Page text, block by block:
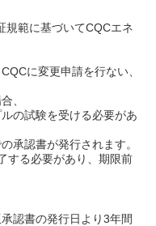
規範に基づいてCQCエネ
に変更申請を行ない、
、
の試験を受ける必要があ
承認書が発行されます。
する必要があり、期限前
認書の発行日より3年間